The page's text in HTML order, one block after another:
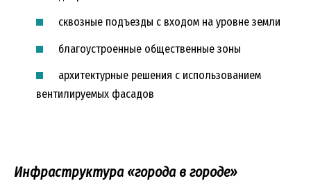
сквозные подъезды с входом на уровне земли
благоустроенные общественные зоны
архитектурные решения с использованием
вентилируемых фасадов
Инфраструктура «города в городе»